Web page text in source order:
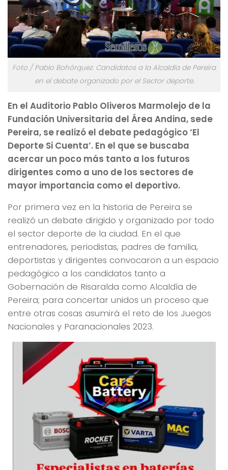
Foto / Pablo Bohórquez. Candidatos a la Alcaldía de Pereira
en el debate organizado por el Sector deporte.
En el Auditorio Pablo Oliveros Marmolejo de la
Fundación Universitaria del Área Andina, sede
Pereira, se realizó el debate pedagógico ‘El
Deporte Si Cuenta’. En el que se buscaba
acercar un poco más tanto a los futuros
dirigentes como a uno de los sectores de
mayor importancia como el deportivo.
Por primera vez en la historia de Pereira se
realizó un debate dirigido y organizado por todo
el sector deporte de la ciudad. En el que
entrenadores, periodistas, padres de familia,
deportistas y dirigentes convocaron a un espacio
pedagógico a los candidatos tanto a
Gobernación de Risaralda como Alcaldía de
Pereira; para concertar unidos un proceso que
entre otras cosas asumirá el reto de los Juegos
Nacionales y Paranacionales 2023.